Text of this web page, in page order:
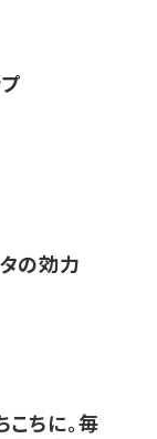
の効力
ちに。毎